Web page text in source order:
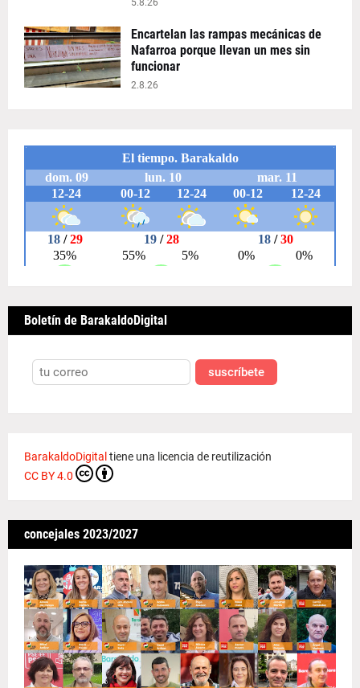
5.8.26
Encartelan las rampas mecánicas de
Nafarroa porque llevan un mes sin
funcionar
2.8.26
Boletín de BarakaldoDigital
suscríbete
BarakaldoDigital tiene una licencia de reutilización
CC BY 4.0
concejales 2023/2027